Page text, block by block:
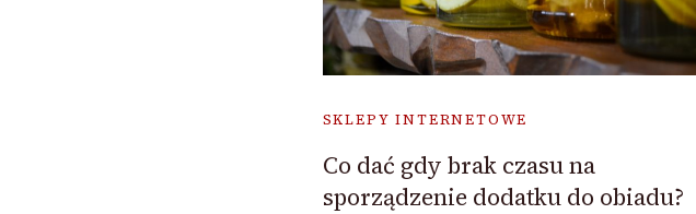
SKLEPY INTERNETOWE
Co dać gdy brak czasu na
sporządzenie dodatku do obiadu?